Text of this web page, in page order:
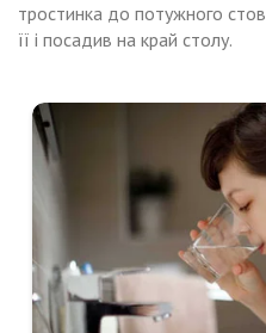
тростинка до потужного
її і посадив на край столу.